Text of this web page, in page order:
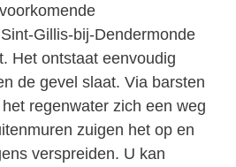
Gillis-bij-Dendermonde
Het ontstaat eenvoudig
de gevel slaat. Via barsten
regenwater zich een weg
zuigen het op en
verspreiden. U kan